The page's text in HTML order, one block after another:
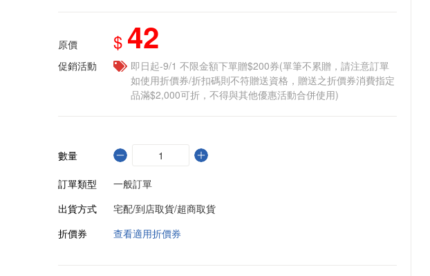
原價 $ 42
促銷活動
即日起-9/1 不限金額下單贈$200券(單筆不累贈，請注意訂單
如使用折價券/折扣碼則不符贈送資格，贈送之折價券消費指定
品滿$2,000可折，不得與其他優惠活動合併使用)
數量
訂單類型
一般訂單
出貨方式
宅配/到店取貨/超商取貨
折價券
查看適用折價券